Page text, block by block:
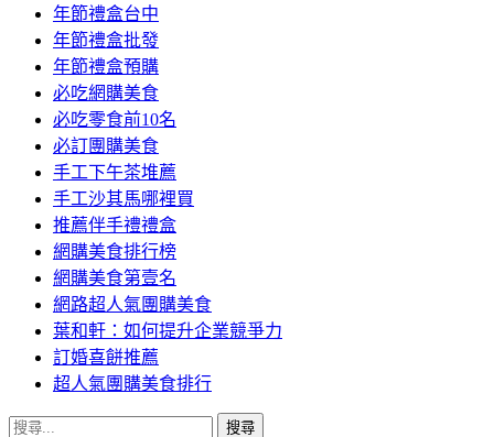
年節禮盒台中
年節禮盒批發
年節禮盒預購
必吃網購美食
必吃零食前10名
必訂團購美食
手工下午茶堆薦
手工沙其馬哪裡買
推薦伴手禮禮盒
網購美食排行榜
網購美食第壹名
網路超人氣團購美食
葉和軒：如何提升企業競爭力
訂婚喜餅推薦
超人氣團購美食排行
搜